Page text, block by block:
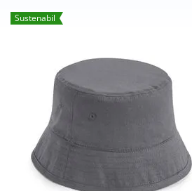
Sustenabil